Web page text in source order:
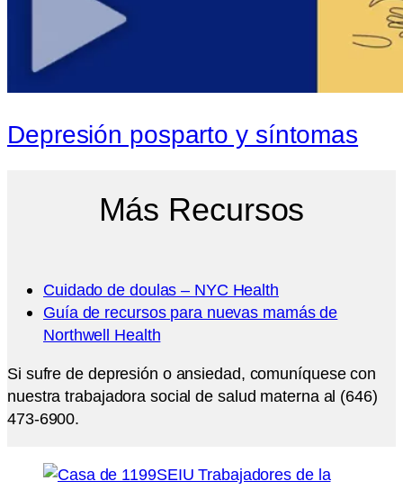
Depresión posparto y síntomas
Más Recursos
Cuidado de doulas – NYC Health
Guía de recursos para nuevas mamás de
Northwell Health
Si sufre de depresión o ansiedad, comuníquese con
nuestra trabajadora social de salud materna al (646)
473-6900.